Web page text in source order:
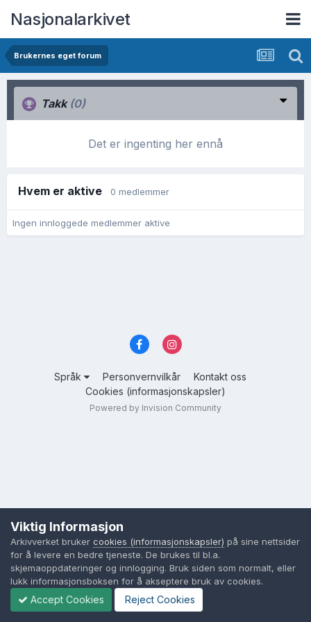
Nasjonalarkivet
Brukernes eget forum
Takk (0)
Det er ingenting her ennå
Hvem er aktive 0 medlemmer
Ingen innloggede medlemmer aktive
Språk Personvernvilkår
Kontakt oss
Cookies (informasjonskapsler)
Powered by Invision Community
Viktig Informasjon
Arkivverket bruker cookies (informasjonskapsler) på sine nettsider
for å levere en bedre tjeneste. De brukes til bl.a.
skjemaoppdateringer og innlogging. Bruk siden som normalt, eller
lukk informasjonsboksen for å akseptere bruk av cookies.
Accept Cookies Reject Cookies